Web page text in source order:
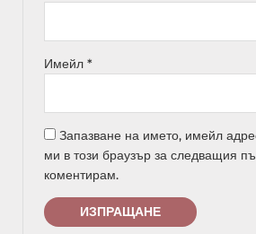
Имейл *
Запазване на името, имейл
ми в този браузър за следващия
коментирам.